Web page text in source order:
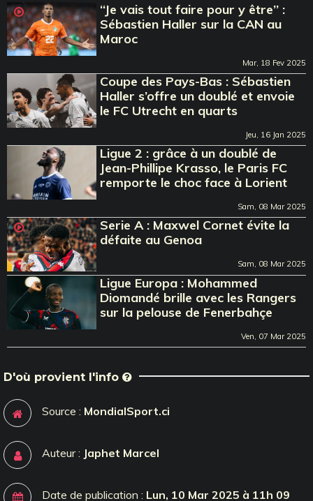
‘‘Je vais tout faire pour y être’’ :
Sébastien Haller sur la CAN au
Maroc
Mar, 18 Fev 2025
Coupe des Pays-Bas : Sébastien
Haller s’offre un doublé et envoie
le FC Utrecht en quarts
Jeu, 16 Jan 2025
Ligue 2 : grâce à un doublé de
Jean-Phillipe Krasso, le Paris FC
remporte le choc face à Lorient
Sam, 08 Mar 2025
Serie A : Maxwel Cornet évite la
défaite au Genoa
Sam, 08 Mar 2025
Ligue Europa : Mohammed
Diomandé brille avec les Rangers
sur la pelouse de Fenerbahçe
Ven, 07 Mar 2025
D'où provient l'info
Source : MondialSport.ci
Auteur : Japhet Marcel
Date de publication : Lun, 10 Mar 2025 à 11h 09